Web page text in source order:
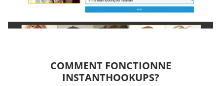
COMMENT FONCTIONNE
INSTANTHOOKUPS?